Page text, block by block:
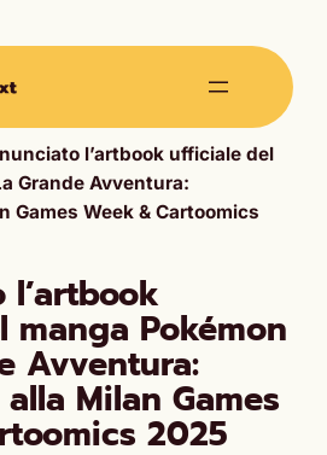
l’artbook ufficiale del
Grande Avventura:
Games Week & Cartoomics
Pokémon
Avventura:
Milan Games
2025